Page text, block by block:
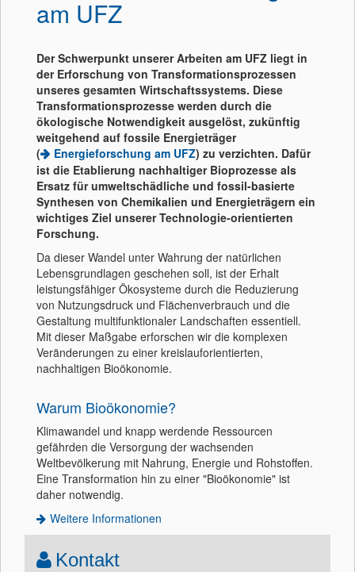
am UFZ
Der Schwerpunkt unserer Arbeiten am UFZ liegt in
der Erforschung von Transformationsprozessen
unseres gesamten Wirtschaftssystems. Diese
Transformationsprozesse werden durch die
ökologische Notwendigkeit ausgelöst, zukünftig
weitgehend auf fossile Energieträger
(
Energieforschung am UFZ) zu verzichten. Dafür
ist die Etablierung nachhaltiger Bioprozesse als
Ersatz für umweltschädliche und fossil-basierte
Synthesen von Chemikalien und Energieträgern ein
wichtiges Ziel unserer Technologie-orientierten
Forschung.
Da dieser Wandel unter Wahrung der natürlichen
Lebensgrundlagen geschehen soll, ist der Erhalt
leistungsfähiger Ökosysteme durch die Reduzierung
von Nutzungsdruck und Flächenverbrauch und die
Gestaltung multifunktionaler Landschaften essentiell.
Mit dieser Maßgabe erforschen wir die komplexen
Veränderungen zu einer kreislauforientierten,
nachhaltigen Bioökonomie.
Warum Bioökonomie?
Klimawandel und knapp werdende Ressourcen
gefährden die Versorgung der wachsenden
Weltbevölkerung mit Nahrung, Energie und Rohstoffen.
Eine Transformation hin zu einer "Bioökonomie" ist
daher notwendig.
Weitere Informationen
Kontakt